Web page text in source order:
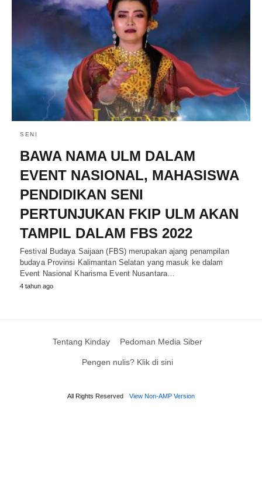
SENI
BAWA NAMA ULM DALAM
EVENT NASIONAL, MAHASISWA
PENDIDIKAN SENI
PERTUNJUKAN FKIP ULM AKAN
TAMPIL DALAM FBS 2022
Festival Budaya Saijaan (FBS) merupakan ajang penampilan
budaya Provinsi Kalimantan Selatan yang masuk ke dalam
Event Nasional Kharisma Event Nusantara…
4 tahun ago
Tentang Kinday Pedoman Media Siber
Pengen nulis? Klik di sini
All Rights Reserved View Non-AMP Version